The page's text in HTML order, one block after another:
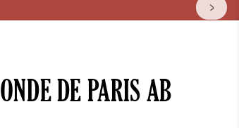
DE PARIS AB